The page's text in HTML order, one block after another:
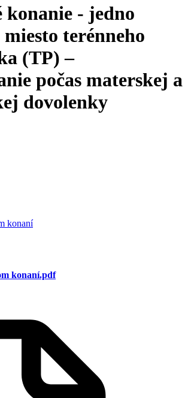
konanie - jedno
terénneho
(TP) –
počas materskej a
dovolenky
konaní
konaní.pdf